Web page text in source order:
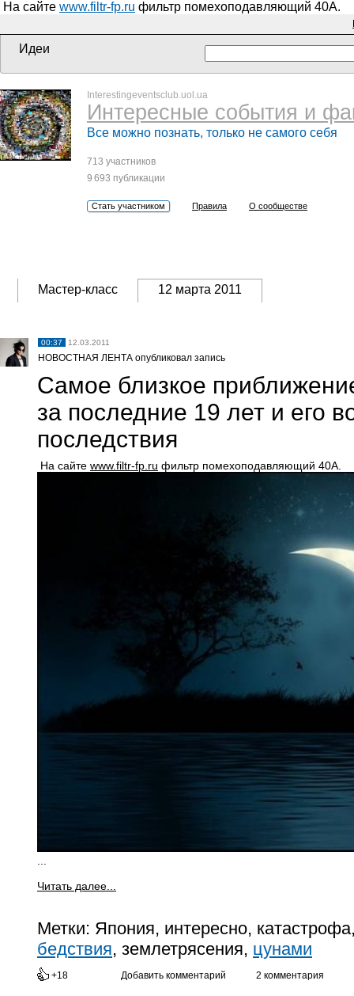
На сайте www.filtr-fp.ru фильтр помехоподавляющий 40А.
Идеи
Interestingeventsclub.uol.ua
Интересные события и
Все можно познать, только не самого себя
713 участников
9 693 публикации
Стать участником Правила О сообществе
Мастер-класс 12 марта 2011
00:37 12.03.2011
НОВОСТНАЯ ЛЕНТА опубликовал запись
Самое близкое
за последние 19 лет и его
последствия
На сайте www.filtr-fp.ru фильтр помехоподавляющий 40А.
Читать далее...
Метки: Япония, интересно,
бедствия, землетрясения, цунами
+18 Добавить комментарий 2 комментария